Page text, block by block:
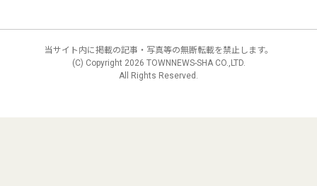
当サイト内に掲載の記事・写真等の無断転載を禁止します。
(C) Copyright 2026 TOWNNEWS-SHA CO.,LTD.
All Rights Reserved.